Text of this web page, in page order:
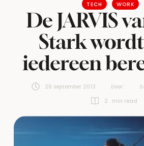
TECH WORK
De JARVIS
Stark
iedereen
26 september 2013 Door:
2
min read